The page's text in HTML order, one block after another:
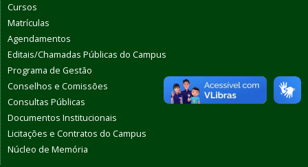
Cursos
Matrículas
Agendamentos
Editais/Chamadas Públicas do Campus
Programa de Gestão
Conselhos e Comissões
Consultas Públicas
Documentos Institucionais
Licitações e Contratos do Campus
Núcleo de Memória